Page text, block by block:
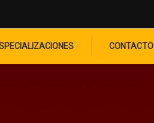
CONTACTO